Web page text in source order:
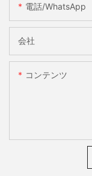
電話/WhatsApp
会社
コンテンツ